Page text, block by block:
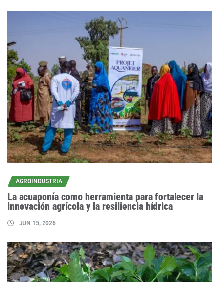
AGROINDUSTRIA
La acuaponía como herramienta para fortalecer la
innovación agrícola y la resiliencia hídrica
JUN 15, 2026